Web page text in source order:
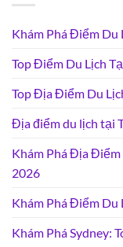
Khám Phá Điểm Du
Top Điểm Du Lịch
Top Địa Điểm Du
Địa điểm du lịch tại
Khám Phá Địa
2026
Khám Phá Điểm Du
Khám Phá Sydney: